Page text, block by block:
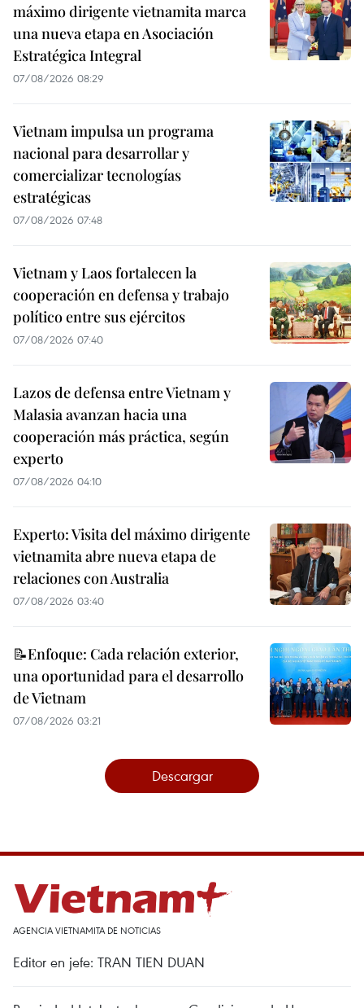
máximo dirigente vietnamita marca
una nueva etapa en Asociación
Estratégica Integral
07/08/2026 08:29
Vietnam impulsa un programa
nacional para desarrollar y
comercializar tecnologías
estratégicas
07/08/2026 07:48
Vietnam y Laos fortalecen la
cooperación en defensa y trabajo
político entre sus ejércitos
07/08/2026 07:40
Lazos de defensa entre Vietnam y
Malasia avanzan hacia una
cooperación más práctica, según
experto
07/08/2026 04:10
Experto: Visita del máximo dirigente
vietnamita abre nueva etapa de
relaciones con Australia
07/08/2026 03:40
📝Enfoque: Cada relación exterior,
una oportunidad para el desarrollo
de Vietnam
07/08/2026 03:21
Descargar
AGENCIA VIETNAMITA DE NOTICIAS
Editor en jefe: TRAN TIEN DUAN